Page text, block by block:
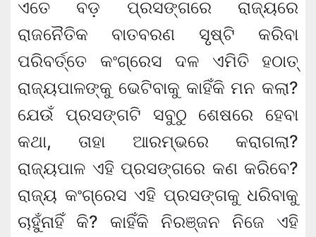
ଏତେ ବଡ଼ ପ୍ରସଙ୍ଗରେ ରାଜ୍ୟରେ
ରାଜନୈତିକ ବାତବରଣ ସୃୃଷ୍ଟି କରିବା
ପରିବର୍ତ୍ତେ କଂଗ୍ରେସ ଦଳ ଏମିତି ହଠାତ୍
ରାଜ୍ୟପାଳଙ୍କୁ ଭେଟିବାକୁ କାହିଁକି ମନ କଲା?
ଯେଉଁ ପ୍ରସଙ୍ଗଟି ସବୁଠୁ ଶେଷରେ ହେବା
କଥା, ତାହା ଆରମ୍ଭରେ କରାଗଲା?
ରାଜ୍ୟପାଳ ଏହି ପ୍ରସଙ୍ଗରେ କଣ କରିବେ?
ରାଜ୍ୟ କଂଗ୍ରେସ ଏହି ପ୍ରସଙ୍ଗକୁ ଧରିବାକୁ
ଚାହୁଁନାହିଁ କି? କାହିଁକି ନିରଞ୍ଜନ ନିଜେ ଏହି